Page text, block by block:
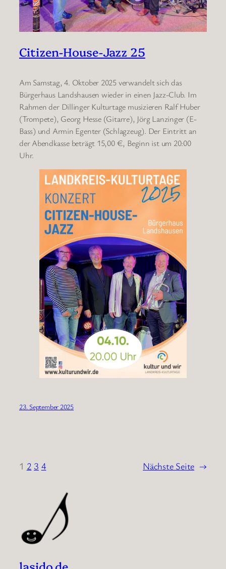
Citizen-House-Jazz 25
Am Samstag, 4. Oktober 2025 verwandelt sich das
Bürgerhaus Landshausen wieder in einen Jazz-Club. Im
Rahmen der Dillinger Kulturtage musizieren Ralf Huber
(Trompete), Georg Hesse (Gitarre), Jörg Lanzinger (E-
Bass) und Armin Egenter (Schlagzeug). Der Eintritt an
der Abendkasse beträgt 15,00 €, Beginn ist um 20:00
Uhr.
23. September 2025
1 2 3 4 Nächste Seite →